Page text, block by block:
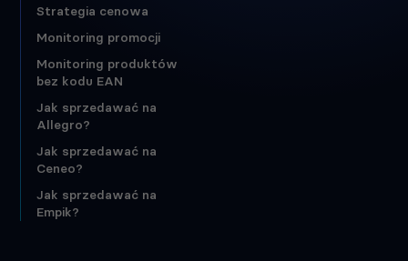
Strategia cenowa
Monitoring promocji
Monitoring produktów
bez kodu EAN
Jak sprzedawać na
Allegro?
Jak sprzedawać na
Ceneo?
Jak sprzedawać na
Empik?